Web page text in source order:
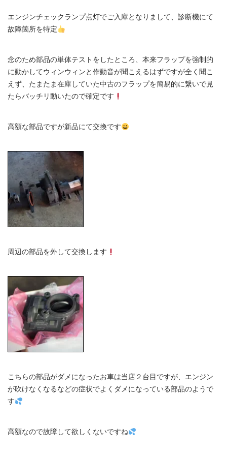
エンジンチェックランプ点灯でご入庫となりまして、診断機にて
故障箇所を特定
念のため部品の単体テストをしたところ、本来フラップを強制的
に動かしてウィンウィンと作動音が聞こえるはずですが全く聞こ
えず、たまたま在庫していた中古のフラップを簡易的に繋いで見
たらバッチリ動いたので確定です
高額な部品ですが新品にて交換です
周辺の部品を外して交換します
こちらの部品がダメになったお車は当店２台目ですが、エンジン
が吹けなくなるなどの症状でよくダメになっている部品のようで
す
高額なので故障して欲しくないですね